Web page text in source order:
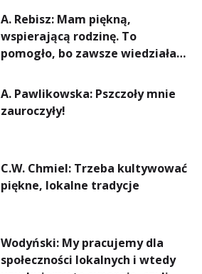
A. Rebisz: Mam piękną,
wspierającą rodzinę. To
pomogło, bo zawsze wiedziałam,
najważniejsza
A. Pawlikowska: Pszczoły mnie
zauroczyły!
C.W. Chmiel: Trzeba kultywować
piękne, lokalne tradycje
Wodyński: My pracujemy dla
społeczności lokalnych i wtedy